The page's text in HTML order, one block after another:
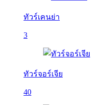
ทัวร์เคนย่า
3
ทัวร์จอร์เจีย
40